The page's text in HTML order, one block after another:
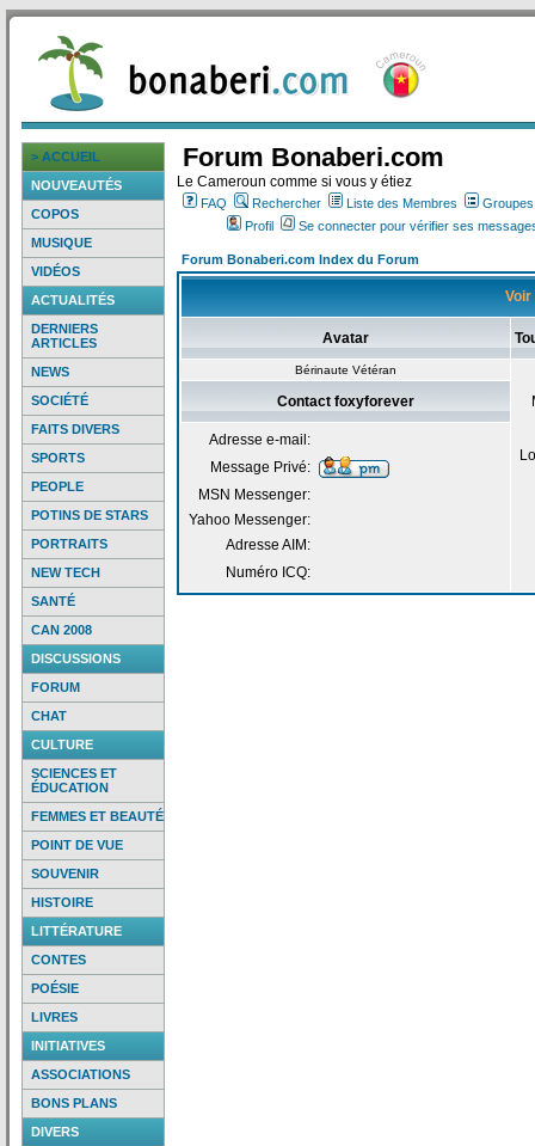
> ACCUEIL
NOUVEAUTÉS
COPOS
MUSIQUE
VIDÉOS
ACTUALITÉS
DERNIERS
ARTICLES
NEWS
SOCIÉTÉ
FAITS DIVERS
SPORTS
PEOPLE
POTINS DE STARS
PORTRAITS
NEW TECH
SANTÉ
CAN 2008
DISCUSSIONS
FORUM
CHAT
CULTURE
SCIENCES ET
ÉDUCATION
FEMMES ET BEAUTÉ
POINT DE VUE
SOUVENIR
HISTOIRE
LITTÉRATURE
CONTES
POÉSIE
LIVRES
INITIATIVES
ASSOCIATIONS
BONS PLANS
DIVERS
Forum Bonaberi.com
Le Cameroun comme si vous y étiez
FAQ Rechercher Liste des Membres
Profil
Se connecter pour vérifier ses
Forum Bonaberi.com Index du Forum
Avatar
Bérinaute Vétéran
Contact foxyforever
Adresse e-mail:
Message Privé:
MSN Messenger:
Yahoo Messenger:
Adresse AIM:
Numéro ICQ: